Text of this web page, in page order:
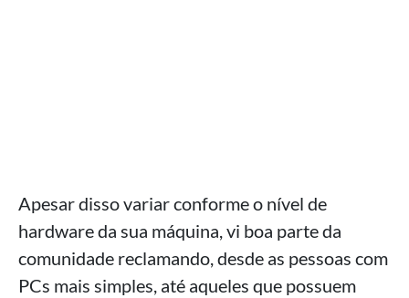
Apesar disso variar conforme o nível de
hardware da sua máquina, vi boa parte da
comunidade reclamando, desde as pessoas com
PCs mais simples, até aqueles que possuem